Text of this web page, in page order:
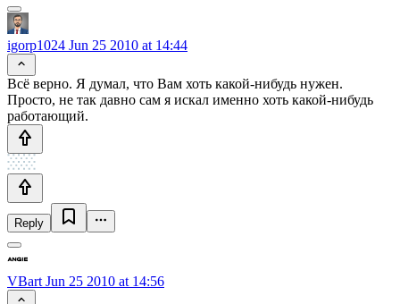
igorp1024 Jun 25 2010 at 14:44
Всё верно. Я думал, что Вам хоть какой-нибудь нужен.
Просто, не так давно сам я искал именно хоть какой-нибудь
работающий.
Reply
VBart Jun 25 2010 at 14:56